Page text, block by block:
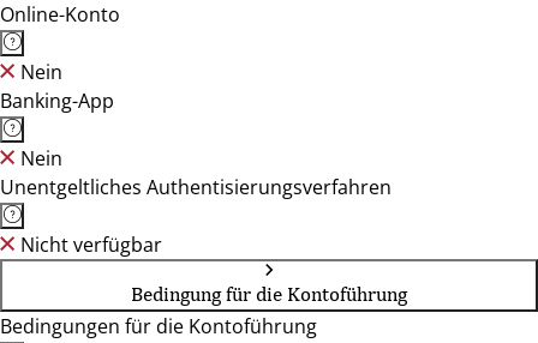
Online-Konto
Nein
Banking-App
Nein
Unentgeltliches Authentisierungsverfahren
Nicht verfügbar
Bedingung für die Kontoführung
Bedingungen für die Kontoführung